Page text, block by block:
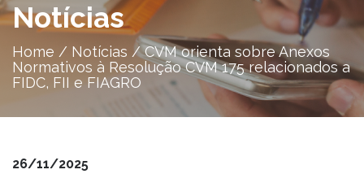
Notícias
Home / Notícias /CVM orienta sobre Anexos
Normativos à Resolução CVM 175 relacionados a
FIDC, FII e FIAGRO
26/11/2025